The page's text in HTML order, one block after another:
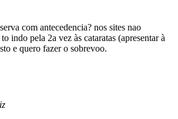
com antecedencia? nos sites nao
indo pela 2a vez às cataratas (apresentar à
e quero fazer o sobrevoo.